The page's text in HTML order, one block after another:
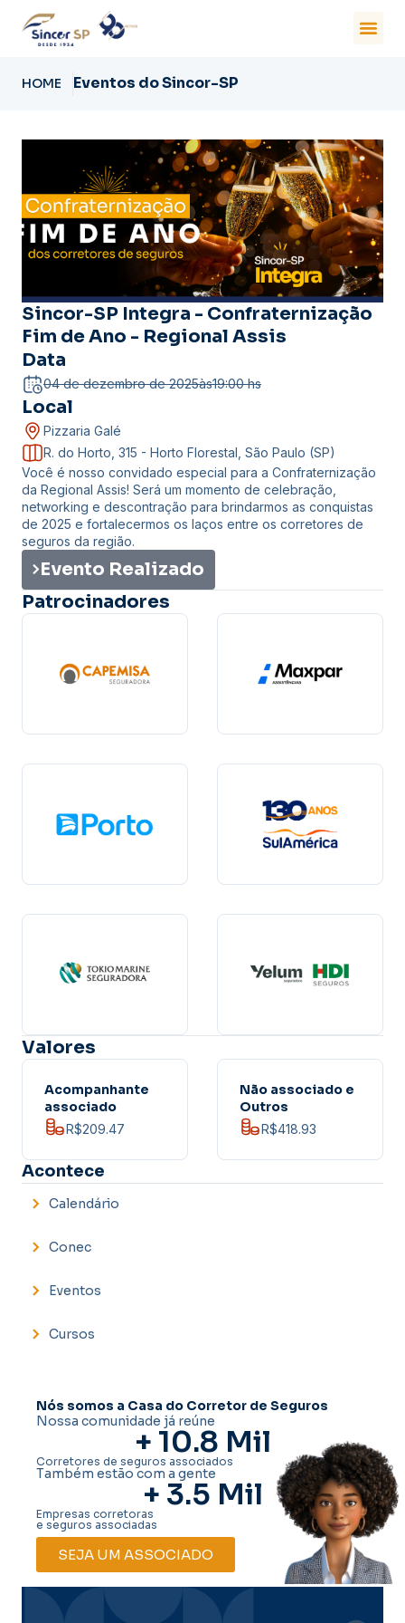
HOME Eventos do Sincor-SP
Sincor-SP Integra - Confraternização
Fim de Ano - Regional Assis
Data
04 de dezembro de 2025às19:00 hs
Local
Pizzaria Galé
R. do Horto, 315 - Horto Florestal, São Paulo (SP)
Você é nosso convidado especial para a Confraternização
da Regional Assis! Será um momento de celebração,
networking e descontração para brindarmos as conquistas
de 2025 e fortalecermos os laços entre os corretores de
seguros da região.
Evento Realizado
Patrocinadores
Valores
Acompanhante
associado
R$209.47
Não associado e
Outros
R$418.93
Acontece
Calendário
Conec
Eventos
Cursos
Nós somos a Casa do Corretor de Seguros
Nossa comunidade já reúne
+ 10.8 Mil
Corretores de seguros associados
Também estão com a gente
+ 3.5 Mil
Empresas corretoras
e seguros associadas
SEJA UM ASSOCIADO